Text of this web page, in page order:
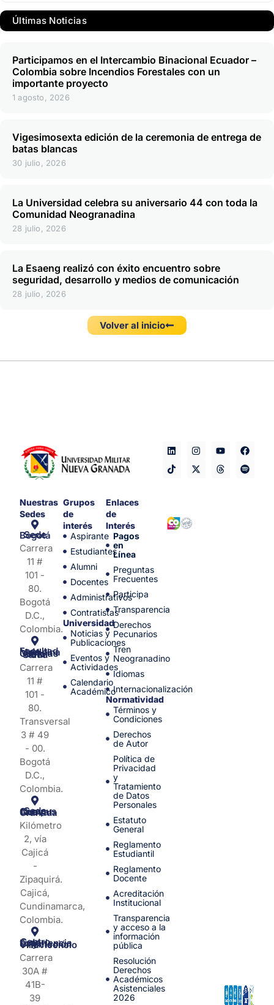
Últimas Noticias
Participamos en el Intercambio Binacional Ecuador –
Colombia sobre Incendios Forestales con un
importante proyecto
1 agosto, 2026
Vigesimosexta edición de la ceremonia de entrega de
batas blancas
30 julio, 2026
La Universidad celebra su aniversario 44 con toda la
Comunidad Neogranadina
28 julio, 2026
La Esaeng realizó con éxito encuentro sobre
seguridad, desarrollo y medios de comunicación
28 julio, 2026
Volver al inicio
Nuestras
Sedes
Sede Bogotá
Carrera
11 #
101 -
80.
Bogotá
D.C.,
Colombia.
Facultad de Medicina y Ciencias de la Salud
Carrera
11 #
101 -
80.
Transversal
3 # 49
- 00.
Bogotá
D.C.,
Colombia.
Sede Campus Nueva Granada
Kilómetro
2, vía
Cajicá
-
Zipaquirá.
Cajicá,
Cundinamarca,
Colombia.
Centro de Experiencia y Orientación Villavicencio
Carrera
30A #
41B-
39
Grupos
de
interés
Aspirante
Estudiantes
Alumni
Docentes
Administrativos
Contratistas
Universidad
Noticias y
Publicaciones
Eventos y
Actividades
Calendario
Académico
Enlaces
de
Interés
Pagos
en
Línea
Preguntas
Frecuentes
Participa
Transparencia
Derechos
Pecunarios
Tren
Neogranadino
Idiomas
Internacionalización
Normatividad
Términos y
Condiciones
Derechos
de Autor
Política de
Privacidad
y
Tratamiento
de Datos
Personales
Estatuto
General
Reglamento
Estudiantil
Reglamento
Docente
Acreditación
Institucional
Transparencia
y acceso a la
información
pública
Resolución
Derechos
Académicos
Asistenciales
2026